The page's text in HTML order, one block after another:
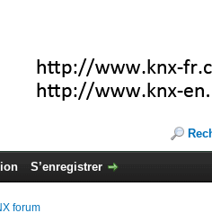
S’enregistrer
forum